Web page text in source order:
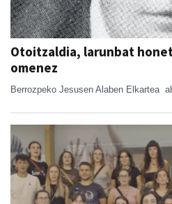
Otoitzaldia, larunbat
omenez
Berrozpeko Jesusen Alaben Elkartea